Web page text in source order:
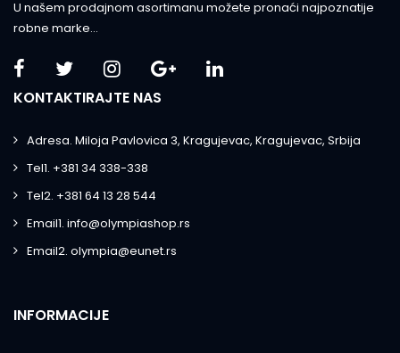
U našem prodajnom asortimanu možete pronaći najpoznatije
robne marke...
KONTAKTIRAJTE NAS
Adresa. Miloja Pavlovica 3, Kragujevac, Kragujevac, Srbija
Tel1. +381 34 338-338
Tel2. +381 64 13 28 544
Email1. info@olympiashop.rs
Email2. olympia@eunet.rs
INFORMACIJE